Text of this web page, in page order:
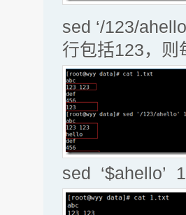
sed ‘/123/
行包括123，则
sed ‘$ahello’